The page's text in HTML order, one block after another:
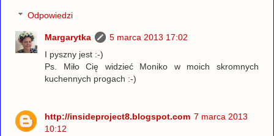
Odpowiedzi
Margarytka
5 marca 2013 17:02
I pyszny jest :-)
Ps. Miło Cię widzieć Moniko w moich skromnych
kuchennych progach :-)
http://insideproject8.blogspot.com 7 marca 2013
10:12